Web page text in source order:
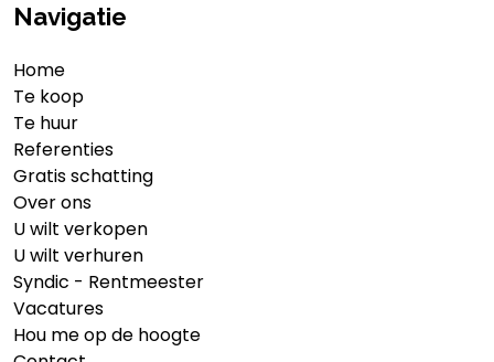
Navigatie
Home
Te koop
Te huur
Referenties
Gratis schatting
Over ons
U wilt verkopen
U wilt verhuren
Syndic - Rentmeester
Vacatures
Hou me op de hoogte